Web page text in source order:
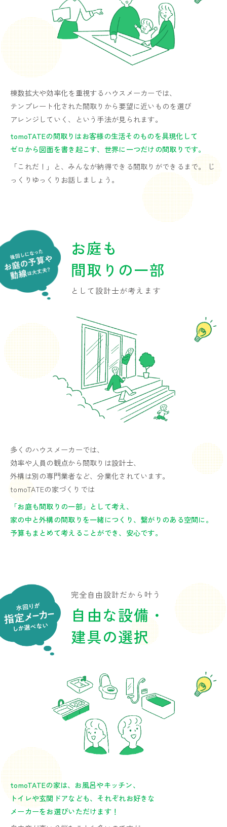
棟数拡大や効率化を重視するハウスメーカーでは、
テンプレート化された間取りから要望に近いものを選び
アレンジしていく、という手法が見られます。
tomoTATEの間取りはお客様の生活そのものを具現化して
ゼロから図面を書き起こす、世界に一つだけの間取りです。
「これだ！」と、みんなが納得できる間取りができるまで。 じ
っくりゆっくりお話しましょう。
お庭も
間取りの一部
として設計士が考えます
多くのハウスメーカーでは、
効率や人員の観点から間取りは設計士、
外構は別の専門業者など、分業化されています。
tomoTATEの家づくりでは
「お庭も間取りの一部」として考え、
家の中と外構の間取りを一緒につくり、繋がりのある空間に。
予算もまとめて考えることができ、安心です。
完全自由設計だから叶う
自由な設備・
建具の選択
tomoTATEの家は、お風呂やキッチン、
トイレや玄関ドアなども、それぞれお好きな
メーカーをお選びいただけます！